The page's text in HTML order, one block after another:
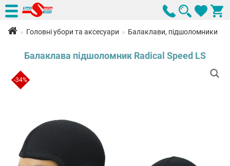
Головні убори та аксесуари Балаклави, підшоломники
Балаклава підшоломник Radical Speed LS
-34%